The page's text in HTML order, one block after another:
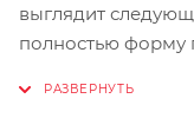
выглядит
полностью форму